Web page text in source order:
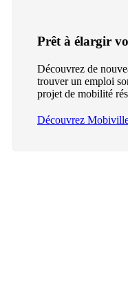
Prêt à élargir
Découvrez de
trouver un emploi
projet de mobilité
Découvrez